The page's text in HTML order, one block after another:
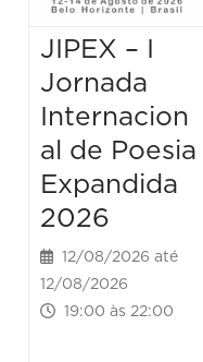
JIPEX – I
Jornada
Internacion
al de Poesia
Expandida
2026
12/08/2026 até
12/08/2026
19:00 às 22:00